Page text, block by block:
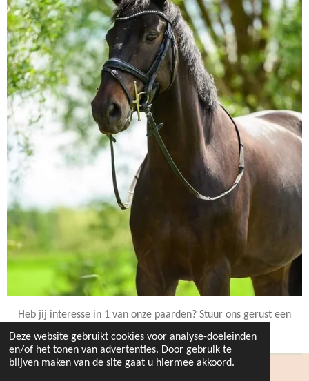
Deze website gebruikt cookies voor analyse-doeleinden
en/of het tonen van advertenties. Door gebruik te
blijven maken van de site gaat u hiermee akkoord.
Heb jij interesse in 1 van onze paarden? Stuur ons gerust een
mailtje of berichtje!